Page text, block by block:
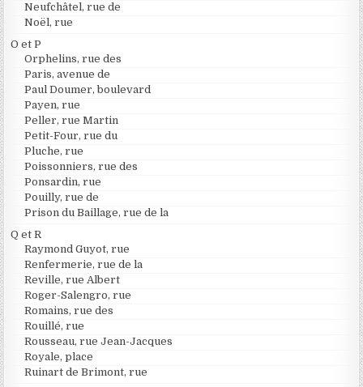
Neufchâtel, rue de
Noël, rue
O et P
Orphelins, rue des
Paris, avenue de
Paul Doumer, boulevard
Payen, rue
Peller, rue Martin
Petit-Four, rue du
Pluche, rue
Poissonniers, rue des
Ponsardin, rue
Pouilly, rue de
Prison du Baillage, rue de la
Q et R
Raymond Guyot, rue
Renfermerie, rue de la
Reville, rue Albert
Roger-Salengro, rue
Romains, rue des
Rouillé, rue
Rousseau, rue Jean-Jacques
Royale, place
Ruinart de Brimont, rue